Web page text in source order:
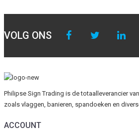
VOLG ONS
Philipse Sign Trading is de totaalleverancier
zoals vlaggen, banieren, spandoeken en
ACCOUNT